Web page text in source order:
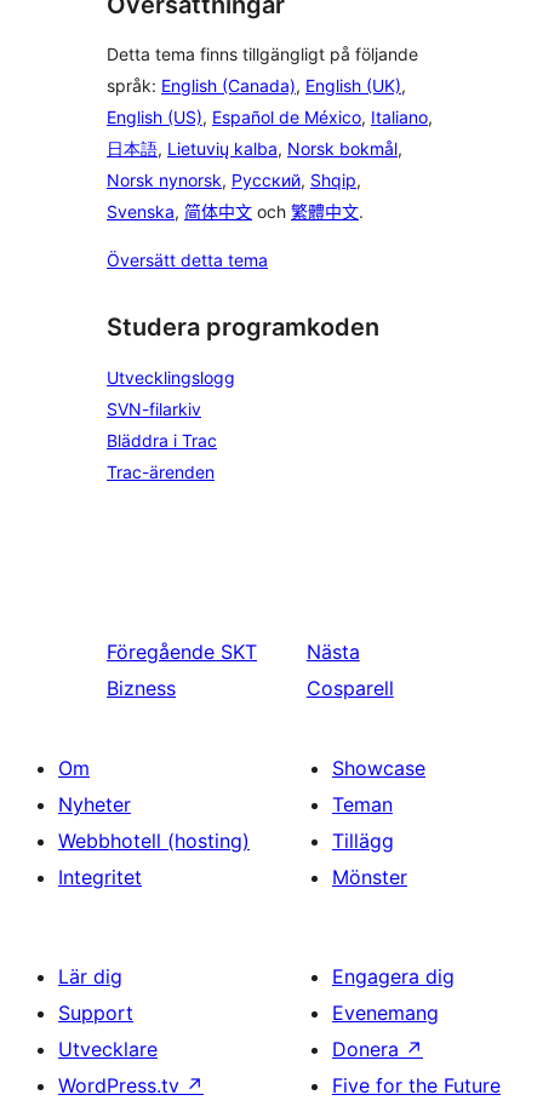
Detta tema finns tillgängligt på följande
språk: English (Canada), English (UK),
English (US), Español de México, Italiano,
日本語, Lietuvių kalba, Norsk bokmål,
Norsk nynorsk, Русский, Shqip,
Svenska, 简体中文 och 繁體中文.
Översätt detta tema
Studera programkoden
Utvecklingslogg
SVN-filarkiv
Bläddra i Trac
Trac-ärenden
Föregående SKT
Bizness
Nästa
Cosparell
Om
Nyheter
Webbhotell (hosting)
Integritet
Showcase
Teman
Tillägg
Mönster
Lär dig
Support
Utvecklare
WordPress.tv ↗
Engagera dig
Evenemang
Donera ↗
Five for the Future